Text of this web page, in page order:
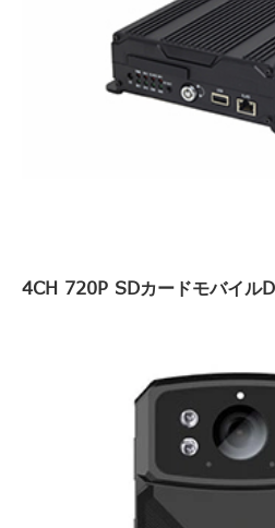
4CH 720P SDカードモバイル